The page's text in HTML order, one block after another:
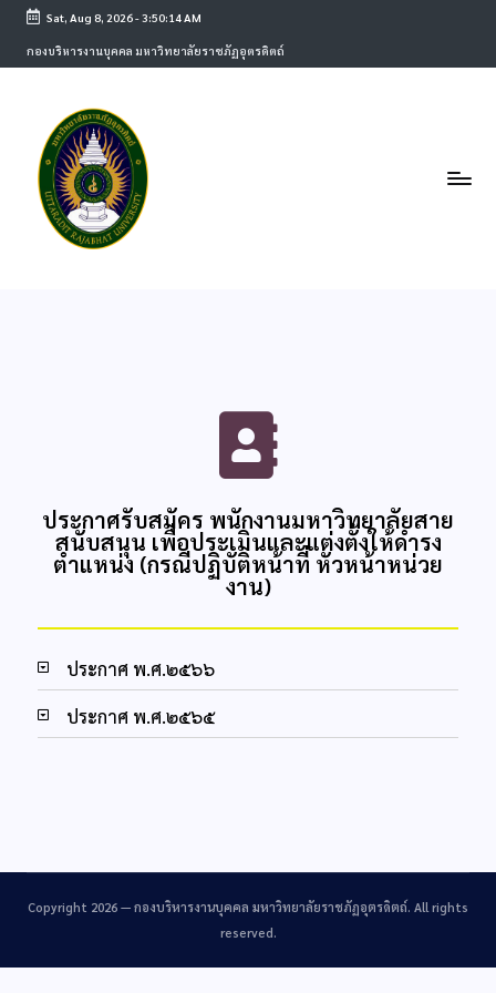
Sat, Aug 8, 2026-3:50:14 AM
กองบริหารงานบุคคล มหาวิทยาลัยราชภัฏอุตรดิตถ์
ประกาศรับสมัคร พนักงานมหาวิทยาลัยสาย
สนับสนุน เพื่อประเมินและแต่งตั้งให้ดำรง
ตำแหน่ง (กรณีปฏิบัติหน้าที่ หัวหน้าหน่วย
งาน)
ประกาศ พ.ศ.๒๕๖๖
ประกาศ พ.ศ.๒๕๖๕
Copyright 2026 — กองบริหารงานบุคคล มหาวิทยาลัยราชภัฏอุตรดิตถ์. All rights
reserved.